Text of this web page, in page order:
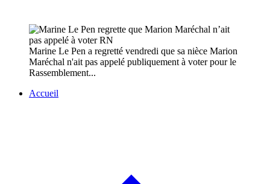
Marine Le Pen a regretté vendredi que sa nièce Marion
Maréchal n'ait pas appelé publiquement à voter pour le
Rassemblement...
Accueil